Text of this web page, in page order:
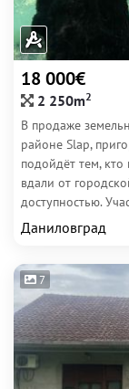
18 000€
2 250m2
В продаже
районе Slap,
подойдёт тем,
вдали от
доступностью.
Даниловград
7